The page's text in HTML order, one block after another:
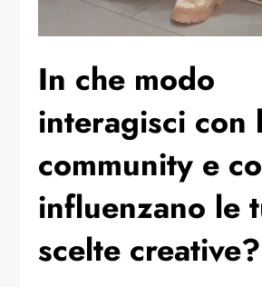
In che modo
interagisci con
community e
influenzano le
scelte creative?